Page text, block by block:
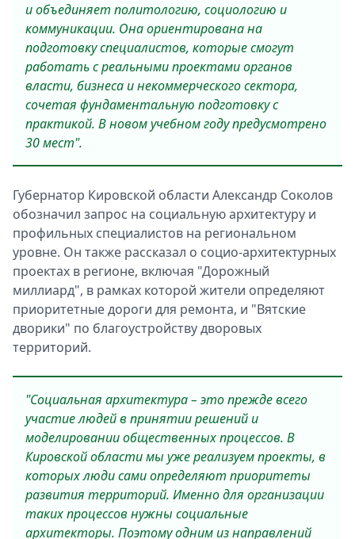
и объединяет политологию, социологию и
коммуникации. Она ориентирована на
подготовку специалистов, которые смогут
работать с реальными проектами органов
власти, бизнеса и некоммерческого сектора,
сочетая фундаментальную подготовку с
практикой. В новом учебном году предусмотрено
30 мест".
Губернатор Кировской области Александр Соколов
обозначил запрос на социальную архитектуру и
профильных специалистов на региональном
уровне. Он также рассказал о социо-архитектурных
проектах в регионе, включая "Дорожный
миллиард", в рамках которой жители определяют
приоритетные дороги для ремонта, и "Вятские
дворики" по благоустройству дворовых
территорий.
"Социальная архитектура – это прежде всего
участие людей в принятии решений и
моделировании общественных процессов. В
Кировской области мы уже реализуем проекты, в
которых люди сами определяют приоритеты
развития территорий. Именно для организации
таких процессов нужны социальные
архитекторы. Поэтому одним из направлений